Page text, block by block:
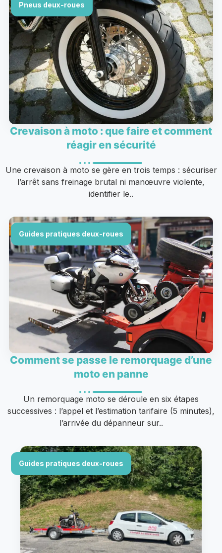
Pneus deux-roues
Crevaison à moto : que faire et comment
réagir en sécurité
Une crevaison à moto se gère en trois temps : sécuriser
l’arrêt sans freinage brutal ni manœuvre violente,
identifier le..
Guides pratiques deux-roues
Comment se passe le remorquage d’une
moto en panne
Un remorquage moto se déroule en six étapes
successives : l’appel et l’estimation tarifaire (5 minutes),
l’arrivée du dépanneur sur..
Guides pratiques deux-roues